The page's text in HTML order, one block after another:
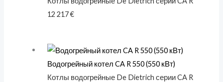
12 217€
Водогрейный котел CA R 550 (550 кВт)
Котлы водогрейные De Dietrich серии CA R